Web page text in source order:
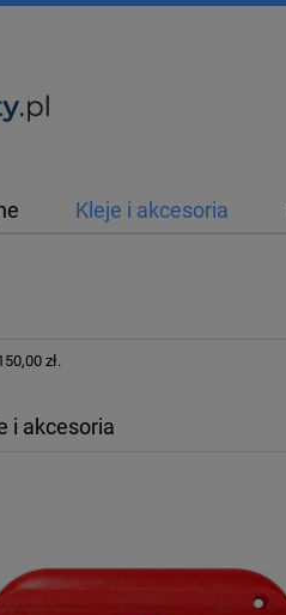
Kleje i akcesoria
zł.
i akcesoria